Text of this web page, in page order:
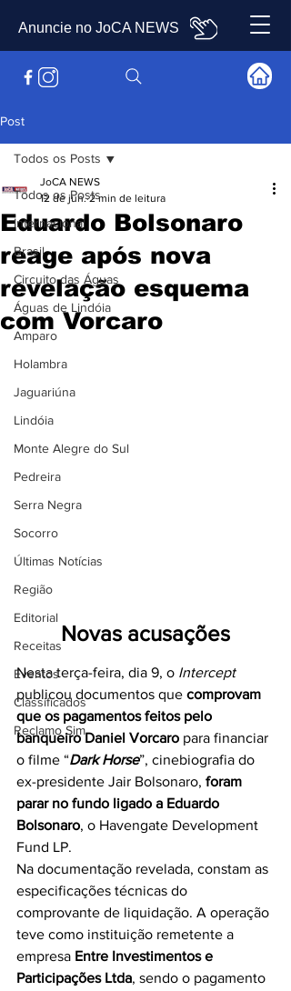
Anuncie no JoCA NEWS
Post
Todos os Posts
Internacional
Brasil
Circuito das Águas
Águas de Lindóia
Amparo
Holambra
Jaguariúna
Lindóia
Monte Alegre do Sul
Pedreira
Serra Negra
Socorro
Últimas Notícias
Região
Editorial
Receitas
Eventos
Classificados
Reclamo Sim
Todos os Posts
Eduardo Bolsonaro
reage após nova
revelação esquema
com Vorcaro
JoCA NEWS
12 de jun. 2 min de leitura
Novas acusações
Nesta terça-feira, dia 9, o Intercept
publicou documentos que comprovam
que os pagamentos feitos pelo
banqueiro Daniel Vorcaro para financiar
o filme “Dark Horse”, cinebiografia do
ex-presidente Jair Bolsonaro, foram
parar no fundo ligado a Eduardo
Bolsonaro, o Havengate Development
Fund LP.
Na documentação revelada, constam as
especificações técnicas do
comprovante de liquidação. A operação
teve como instituição remetente a
empresa Entre Investimentos e
Participações Ltda, sendo o pagamento